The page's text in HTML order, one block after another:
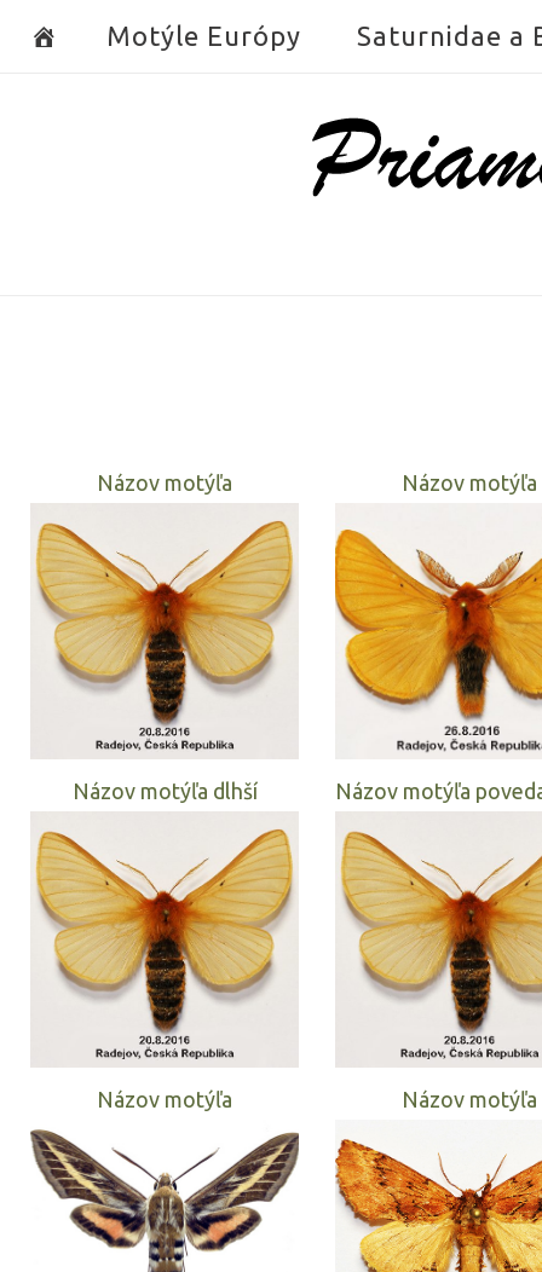
Motýle Európy Saturnidae a
Home
Názov motýľa Názov motýľa
Názov motýľa dlhší Názov motýľa
Názov motýľa Názov motýľa